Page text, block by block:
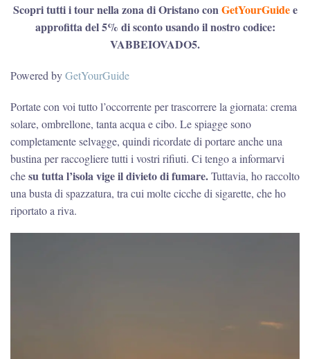
Scopri tutti i tour nella zona di Oristano conGetYourGuidee
approfitta del 5% di sconto usando il nostro codice:
VABBEIOVADO5.
Powered byGetYourGuide
Portate con voi tutto l’occorrente per trascorrere la giornata: crema
solare, ombrellone, tanta acqua e cibo. Le spiagge sono
completamente selvagge, quindi ricordate di portare anche una
bustina per raccogliere tutti i vostri rifiuti. Ci tengo a informarvi
chesu tutta l’isola vige il divieto di fumare.Tuttavia, ho raccolto
una busta di spazzatura, tra cui molte cicche di sigarette, che ho
riportato a riva.